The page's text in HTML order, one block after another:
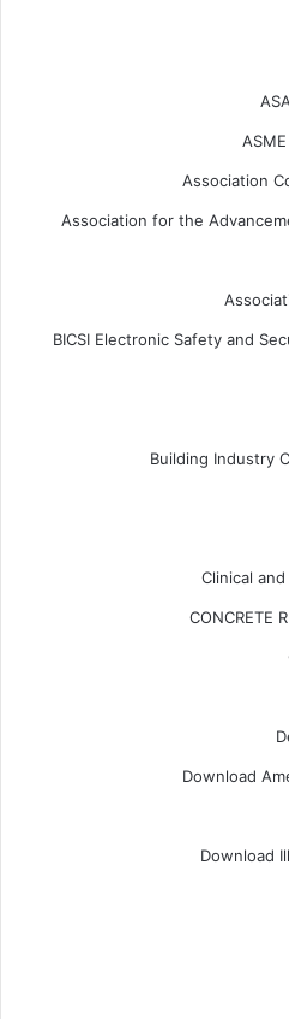
Association
Association for the
BICSI Electronic Safety and
Building Industry
Clinical
CONCRETE
Download
Download